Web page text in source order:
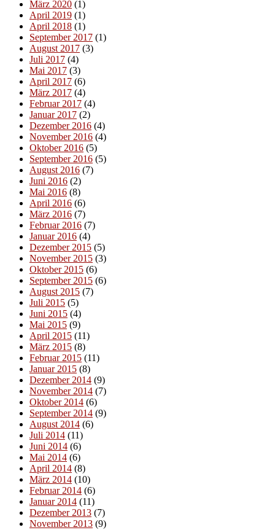
März 2020 (1)
April 2019 (1)
April 2018 (1)
September 2017 (1)
August 2017 (3)
Juli 2017 (4)
Mai 2017 (3)
April 2017 (6)
März 2017 (4)
Februar 2017 (4)
Januar 2017 (2)
Dezember 2016 (4)
November 2016 (4)
Oktober 2016 (5)
September 2016 (5)
August 2016 (7)
Juni 2016 (2)
Mai 2016 (8)
April 2016 (6)
März 2016 (7)
Februar 2016 (7)
Januar 2016 (4)
Dezember 2015 (5)
November 2015 (3)
Oktober 2015 (6)
September 2015 (6)
August 2015 (7)
Juli 2015 (5)
Juni 2015 (4)
Mai 2015 (9)
April 2015 (11)
März 2015 (8)
Februar 2015 (11)
Januar 2015 (8)
Dezember 2014 (9)
November 2014 (7)
Oktober 2014 (6)
September 2014 (9)
August 2014 (6)
Juli 2014 (11)
Juni 2014 (6)
Mai 2014 (6)
April 2014 (8)
März 2014 (10)
Februar 2014 (6)
Januar 2014 (11)
Dezember 2013 (7)
November 2013 (9)